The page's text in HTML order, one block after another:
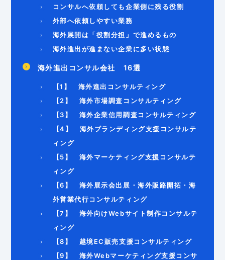
コンサルへ依頼しても企業側に残る役割
外部へ依頼しやすい業務
海外展開は「役割分担」で進めるもの
海外進出が進まない企業に多い状態
海外進出コンサル会社 16選
【1】 海外進出コンサルティング
【2】 海外市場調査コンサルティング
【3】 海外企業信用調査コンサルティング
【4】 海外ブランディング支援コンサルテ
ィング
【5】 海外マーケティング支援コンサルテ
ィング
【6】 海外展示会出展・海外販路開拓・海
外営業代行コンサルティング
【7】 海外向けWebサイト制作コンサルテ
ィング
【8】 越境EC販売支援コンサルティング
【9】 海外Webマーケティング支援コンサ